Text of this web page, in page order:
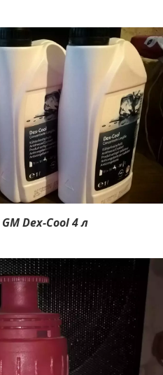
Dex-Cool 4 л